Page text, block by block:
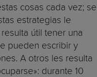
cosas cada vez; se
estrategias le
útil tener una
pueden escribir y
A otros les resulta
durante 10